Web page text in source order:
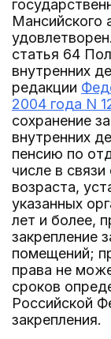
Мансийского
статья 64
внутренних
редакции
2004 года N
сохранение
внутренних
пенсию по
числе в
возраста,
указанных
лет и более,
закрепление
помещений;
права не
сроков
Российской
закрепления.